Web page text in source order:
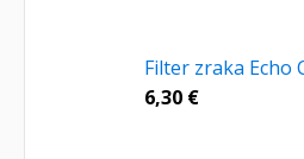
Filter zraka Echo
6,30 €